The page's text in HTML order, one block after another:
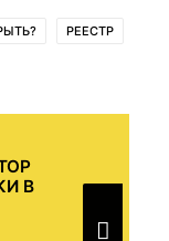
РЕЕСТР
В